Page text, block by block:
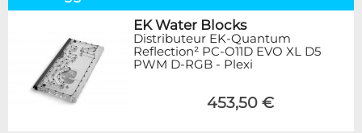
EK Water Blocks
Distributeur EK-Quantum
Reflection² PC-O11D EVO XL D5
PWM D-RGB - Plexi
453,50 €